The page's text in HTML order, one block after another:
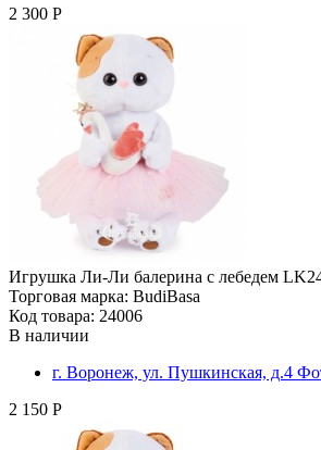
2 300 Р
Игрушка Ли-Ли балерина с лебедем
Торговая марка: BudiBasa
Код товара: 24006
В наличии
г. Воронеж, ул. Пушкинская, д.4
2 150 Р